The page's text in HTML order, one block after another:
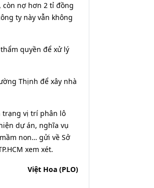
còn nợ hơn 2 tỉ đồng
ty này vẫn không
quyền để xử lý
Thịnh để xây nhà
trạng vị trí phân lô
dự án, nghĩa vụ
non… gửi về Sở
xem xét.
Việt Hoa (PLO)